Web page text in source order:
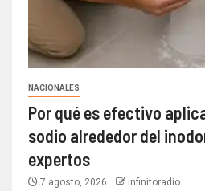
NACIONALES
Por qué es efectivo
sodio alrededor del
expertos
7 agosto, 2026 infinitoradio